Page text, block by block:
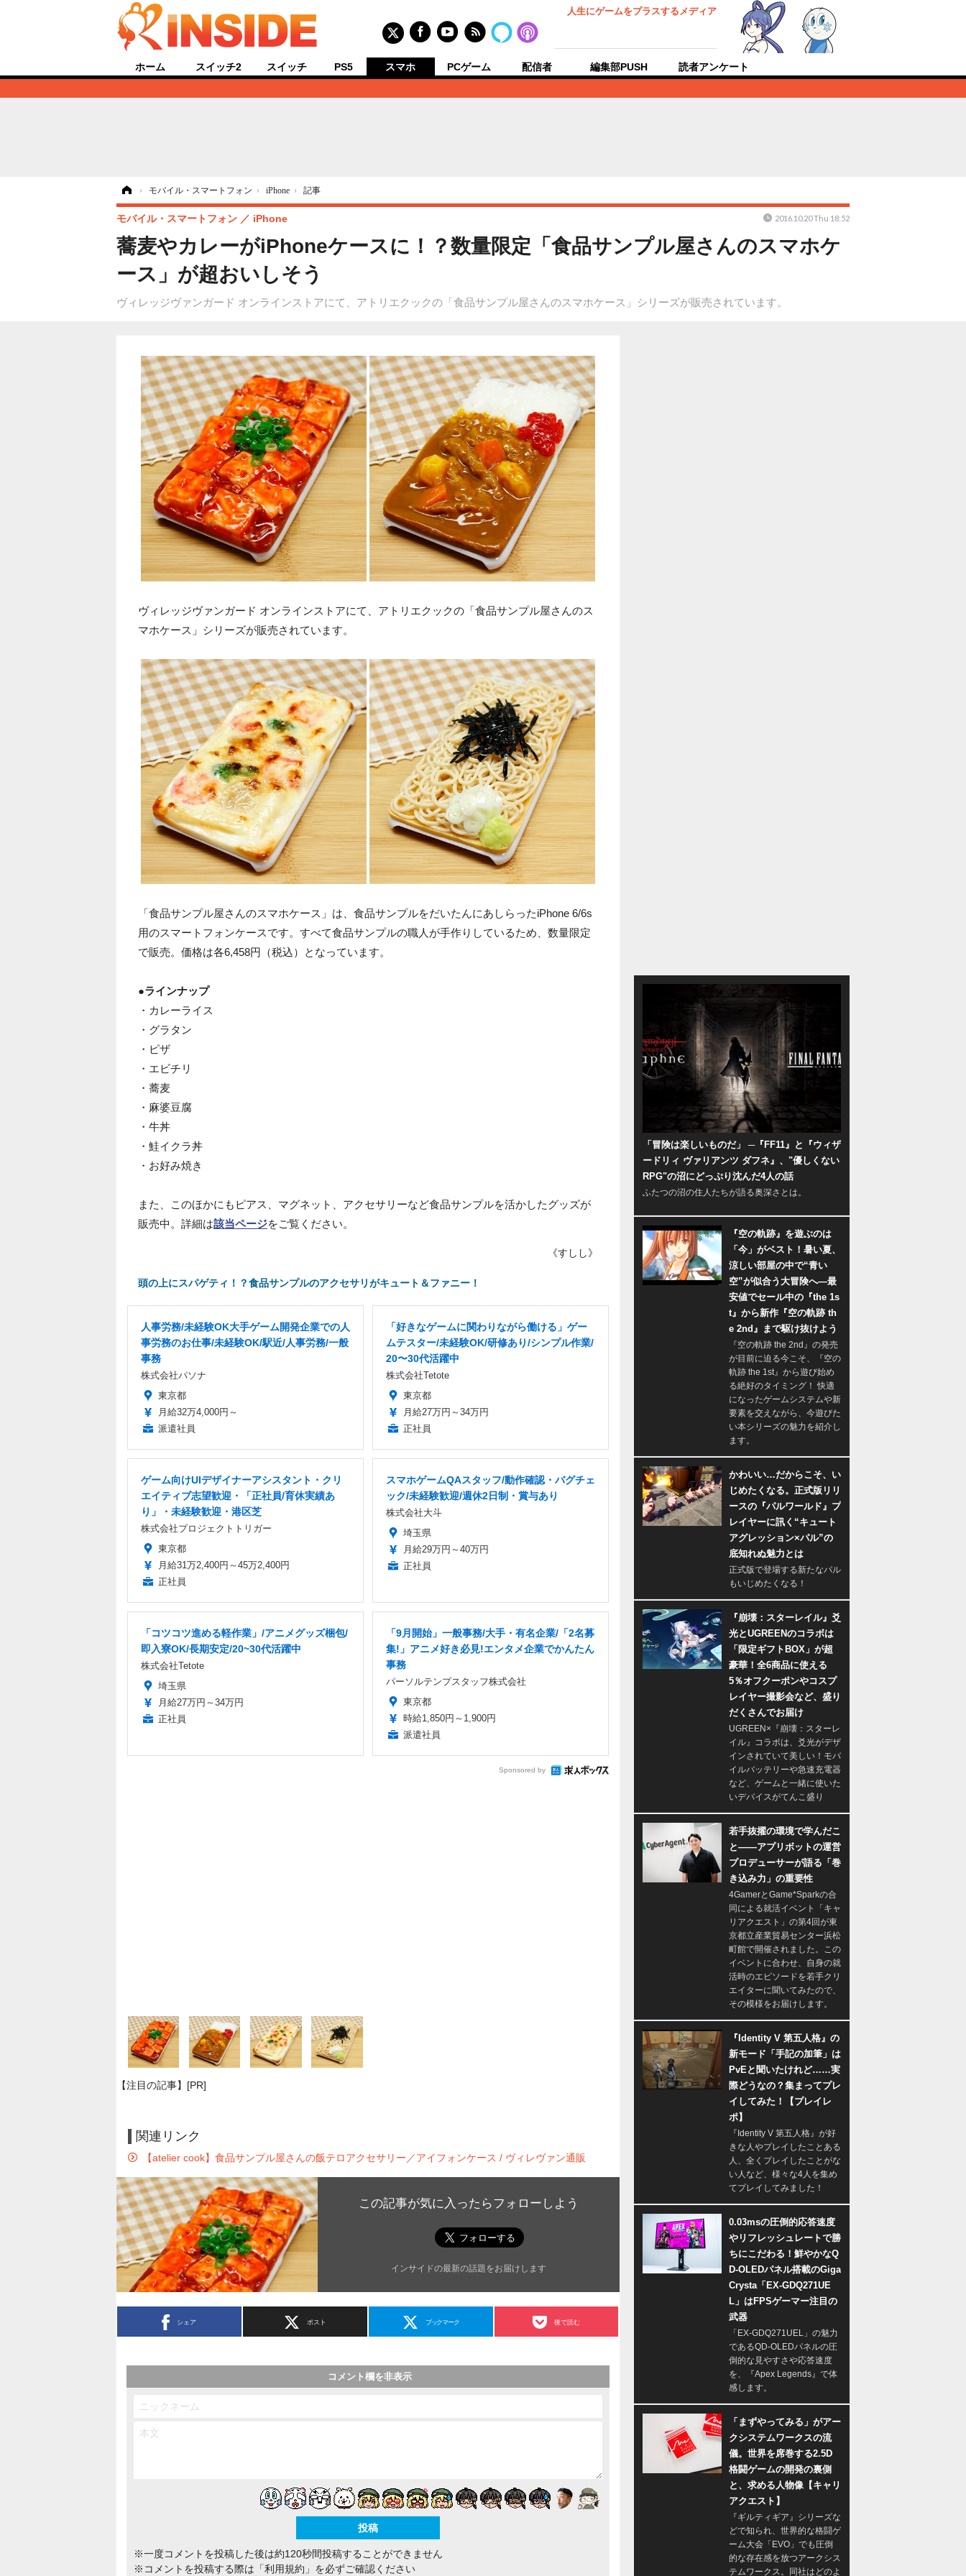
人生にゲームをプラスするメディア
ホーム スイッチ2 スイッチ PS5 スマホ PCゲーム 配信者 編集部PUSH 読者アンケート
› モバイル・スマートフォン › iPhone › 記事
蕎麦やカレーがiPhoneケースに！？数量限定「食品サンプル屋さんのスマホケ
ース」が超おいしそう
ヴィレッジヴァンガード オンラインストアにて、アトリエクックの「食品サンプル屋さんのスマホケース」シリーズが販売されています。
モバイル・スマートフォン iPhone 2016.10.20 Thu 18:52
ヴィレッジヴァンガード オンラインストアにて、アトリエクックの「食品サンプル屋さんのス
マホケース」シリーズが販売されています。
「食品サンプル屋さんのスマホケース」は、食品サンプルをだいたんにあしらったiPhone 6/6s
用のスマートフォンケースです。すべて食品サンプルの職人が手作りしているため、数量限定
で販売。価格は各6,458円（税込）となっています。
●ラインナップ
・カレーライス
・グラタン
・ピザ
・エビチリ
・蕎麦
・麻婆豆腐
・牛丼
・鮭イクラ丼
・お好み焼き
また、このほかにもピアス、マグネット、アクセサリーなど食品サンプルを活かしたグッズが
販売中。詳細は該当ページをご覧ください。
《すしし》
頭の上にスパゲティ！？食品サンプルのアクセサリがキュート＆ファニー！
人事労務/未経験OK大手ゲーム開発企業での人
事労務のお仕事/未経験OK/駅近/人事労務/一般
事務
株式会社パソナ
東京都
月給32万4,000円～
派遣社員
「好きなゲームに関わりながら働ける」ゲー
ムテスター/未経験OK/研修あり/シンプル作業/
20〜30代活躍中
株式会社Tetote
東京都
月給27万円～34万円
正社員
ゲーム向けUIデザイナーアシスタント・クリ
エイティブ志望歓迎・「正社員/育休実績あ
り」・未経験歓迎・港区芝
株式会社プロジェクトトリガー
東京都
月給31万2,400円～45万2,400円
正社員
スマホゲームQAスタッフ/動作確認・バグチェ
ック/未経験歓迎/週休2日制・賞与あり
株式会社大斗
埼玉県
月給29万円～40万円
正社員
「コツコツ進める軽作業」/アニメグッズ梱包/
即入寮OK/長期安定/20~30代活躍中
株式会社Tetote
埼玉県
月給27万円～34万円
正社員
「9月開始」一般事務/大手・有名企業/「2名募
集!」アニメ好き必見!エンタメ企業でかんたん
事務
パーソルテンプスタッフ株式会社
東京都
時給1,850円～1,900円
派遣社員
Sponsored by
【注目の記事】[PR]
関連リンク
【atelier cook】食品サンプル屋さんの飯テロアクセサリー／アイフォンケース / ヴィレヴァン通販
この記事が気に入ったらフォローしよう
インサイドの最新の話題をお届けします
シェア ポスト ブックマーク 後で読む
コメント欄を非表示
※一度コメントを投稿した後は約120秒間投稿することができません
※コメントを投稿する際は 「利用規約」 を必ずご確認ください
「冒険は楽しいものだ」 ─『FF11』と『ウィザ
ードリィ ヴァリアンツ ダフネ』、"優しくない
RPG"の沼にどっぷり沈んだ4人の話
ふたつの沼の住人たちが語る奥深さとは。
『空の軌跡』を遊ぶのは
「今」がベスト！暑い夏、
涼しい部屋の中で“青い
空”が似合う大冒険へ―最
安値でセール中の『the 1s
t』から新作『空の軌跡 th
e 2nd』まで駆け抜けよう
『空の軌跡 the 2nd』の発売
が目前に迫る今こそ、『空の
軌跡 the 1st』から遊び始め
る絶好のタイミング！ 快適
になったゲームシステムや新
要素を交えながら、今遊びた
い本シリーズの魅力を紹介し
ます。
かわいい…だからこそ、い
じめたくなる。正式版リリ
ースの『パルワールド』プ
レイヤーに訊く“キュート
アグレッション×パル”の
底知れぬ魅力とは
正式版で登場する新たなパル
もいじめたくなる！
『崩壊：スターレイル』爻
光とUGREENのコラボは
「限定ギフトBOX」が超
豪華！全6商品に使える
5％オフクーポンやコスプ
レイヤー撮影会など、盛り
だくさんでお届け
UGREEN×『崩壊：スターレ
イル』コラボは、爻光がデザ
インされていて美しい！モバ
イルバッテリーや急速充電器
など、ゲームと一緒に使いた
いデバイスがてんこ盛り
若手抜擢の環境で学んだこ
と――アプリボットの運営
プロデューサーが語る「巻
き込み力」の重要性
4GamerとGame*Sparkの合
同による就活イベント「キャ
リアクエスト」の第4回が東
京都立産業貿易センター浜松
町館で開催されました。この
イベントに合わせ、自身の就
活時のエピソードを若手クリ
エイターに聞いてみたので、
その模様をお届けします。
『Identity V 第五人格』の
新モード「手記の加筆」は
PvEと聞いたけれど……実
際どうなの？集まってプレ
イしてみた！【プレイレ
ポ】
『Identity V 第五人格』が好
きな人やプレイしたことある
人、全くプレイしたことがな
い人など、様々な4人を集め
てプレイしてみました！
0.03msの圧倒的応答速度
やリフレッシュレートで勝
ちにこだわる！鮮やかなQ
D-OLEDパネル搭載のGiga
Crysta「EX-GDQ271UE
L」はFPSゲーマー注目の
武器
「EX-GDQ271UEL」の魅力
であるQD-OLEDパネルの圧
倒的な見やすさや応答速度
を、『Apex Legends』で体
感します。
「まずやってみる」がアー
クシステムワークスの流
儀。世界を席巻する2.5D
格闘ゲームの開発の裏側
と、求める人物像【キャリ
アクエスト】
『ギルティギア』シリーズな
どで知られ、世界的な格闘ゲ
ーム大会「EVO」でも圧倒
的な存在感を放つアークシス
テムワークス。同社はどのよ